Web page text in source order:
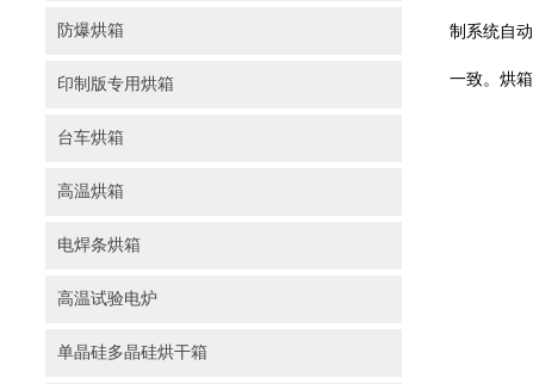
防爆烘箱
印制版专用烘箱
台车烘箱
高温烘箱
电焊条烘箱
高温试验电炉
单晶硅多晶硅烘干箱
制系统自
一致。烘